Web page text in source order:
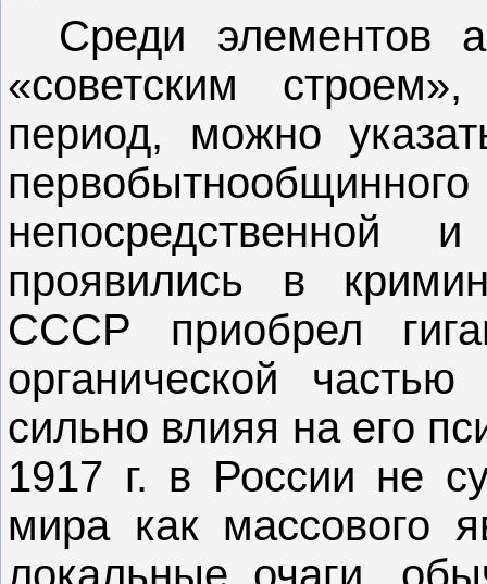
Среди элементов
«советским
период, можно
проявились в
СССР приобрел
органической
сильно влияя на его
1917 г. в России не
мира как массового
локальные очаги,